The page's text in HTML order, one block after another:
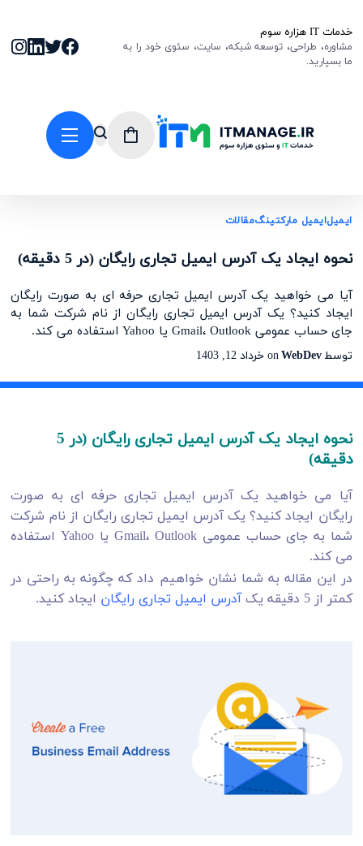
خدمات IT هزاره سوم
مشاوره، طراحی، توسعه شبکه، سایت، سئوی خود را به
ما بسپارید.
ایمیلایمیل مارکتینگمقالات
نحوه ایجاد یک آدرس ایمیل تجاری رایگان (در 5 دقیقه)
آیا می خواهید یک آدرس ایمیل تجاری حرفه ای به صورت رایگان
ایجاد کنید؟ یک آدرس ایمیل تجاری رایگان از نام شرکت شما به
جای حساب عمومی Gmail، Outlook یا Yahoo استفاده می کند.
توسطWebDev
onخرداد 12, 1403
نحوه ایجاد یک آدرس ایمیل تجاری رایگان (در 5
دقیقه)
آیا می خواهید یک آدرس ایمیل تجاری حرفه ای به صورت
رایگان ایجاد کنید؟ یک آدرس ایمیل تجاری رایگان از نام شرکت
شما به جای حساب عمومی Gmail، Outlook یا Yahoo استفاده
می کند.
در این مقاله به شما نشان خواهیم داد که چگونه به راحتی در
کمتر از 5 دقیقه یک
آدرس ایمیل تجاری رایگان ایجاد کنید.